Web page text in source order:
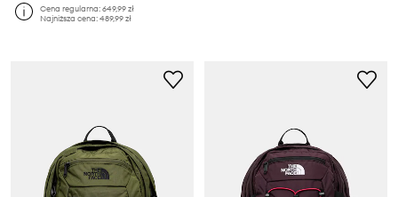
Cena regularna:649,99 zł
Najniższa cena:489,99 zł